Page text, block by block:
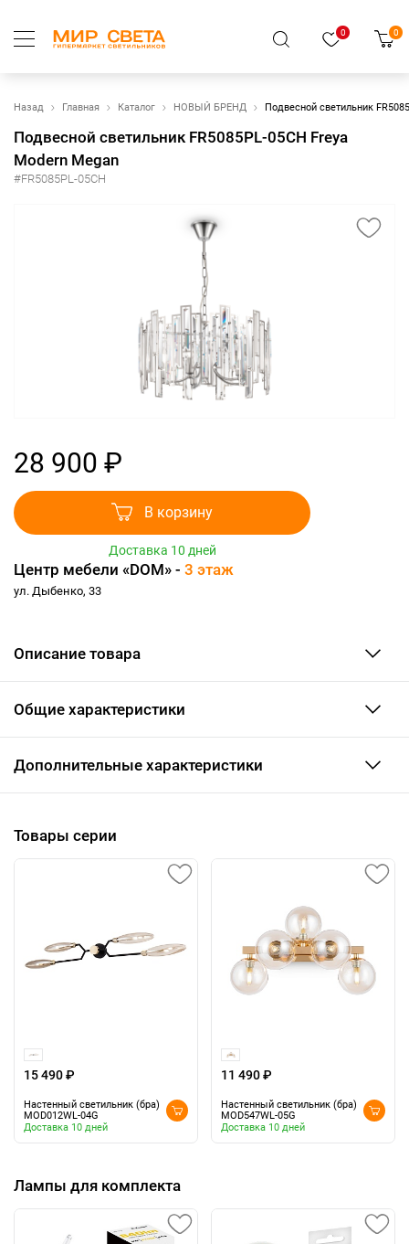
0 0
Назад Главная Каталог НОВЫЙ БРЕНД Подвесной светильник
Подвесной светильник FR5085PL-05CH Freya
Modern Megan
#FR5085PL-05CH
28 900 ₽
В корзину
Доставка 10 дней
Центр мебели «DOM» - 3 этаж
ул. Дыбенко, 33
Описание товара
Общие характеристики
Дополнительные характеристики
Товары серии
15 490 ₽
Настенный светильник (бра)
MOD012WL-04G
Доставка 10 дней
11 490 ₽
Настенный светильник (бра)
MOD547WL-05G
Доставка 10 дней
Лампы для комплекта